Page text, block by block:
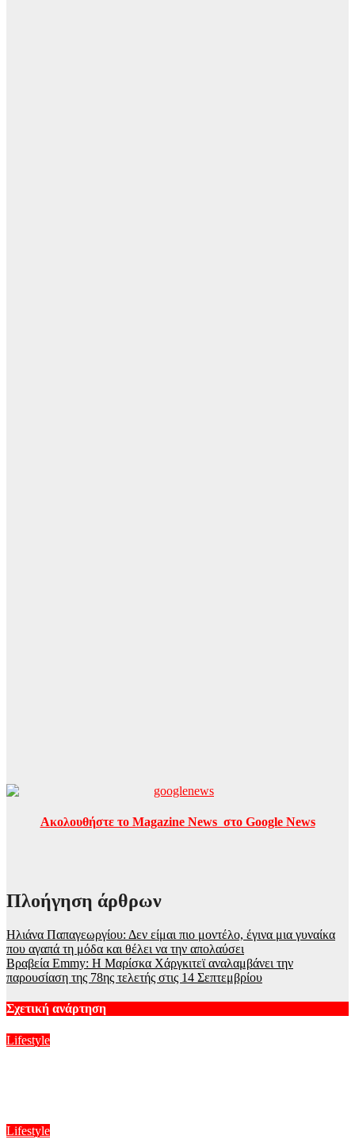
Ακολουθήστε το Magazine News στο Google News
Πλοήγηση άρθρων
Ηλιάνα Παπαγεωργίου: Δεν είμαι πιο μοντέλο, έγινα μια γυναίκα
που αγαπά τη μόδα και θέλει να την απολαύσει
Βραβεία Emmy: Η Μαρίσκα Χάργκιτεϊ αναλαμβάνει την
παρουσίαση της 78ης τελετής στις 14 Σεπτεμβρίου
Σχετική ανάρτηση
Lifestyle
Lifestyle